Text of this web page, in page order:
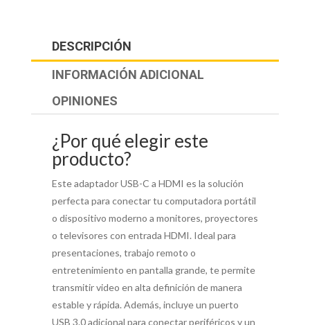
DESCRIPCIÓN
INFORMACIÓN ADICIONAL
OPINIONES
¿Por qué elegir este
producto?
Este adaptador USB-C a HDMI es la solución
perfecta para conectar tu computadora portátil
o dispositivo moderno a monitores, proyectores
o televisores con entrada HDMI. Ideal para
presentaciones, trabajo remoto o
entretenimiento en pantalla grande, te permite
transmitir video en alta definición de manera
estable y rápida. Además, incluye un puerto
USB 3.0 adicional para conectar periféricos y un